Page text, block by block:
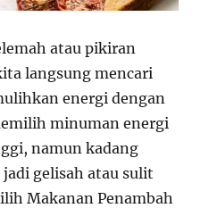
atau pikiran
langsung mencari
energi dengan
minuman energi
namun kadang
gelisah atau sulit
Makanan Penambah